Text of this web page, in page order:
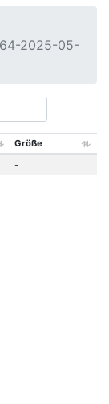
2025-05-
Größe
-